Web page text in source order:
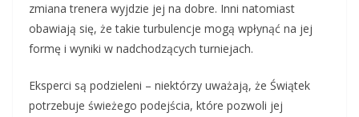
zmiana trenera wyjdzie jej na dobre. Inni natomiast
obawiają się, że takie turbulencje mogą wpłynąć na jej
formę i wyniki w nadchodzących turniejach.
Eksperci są podzieleni – niektórzy uważają, że Świątek
potrzebuje świeżego podejścia, które pozwoli jej